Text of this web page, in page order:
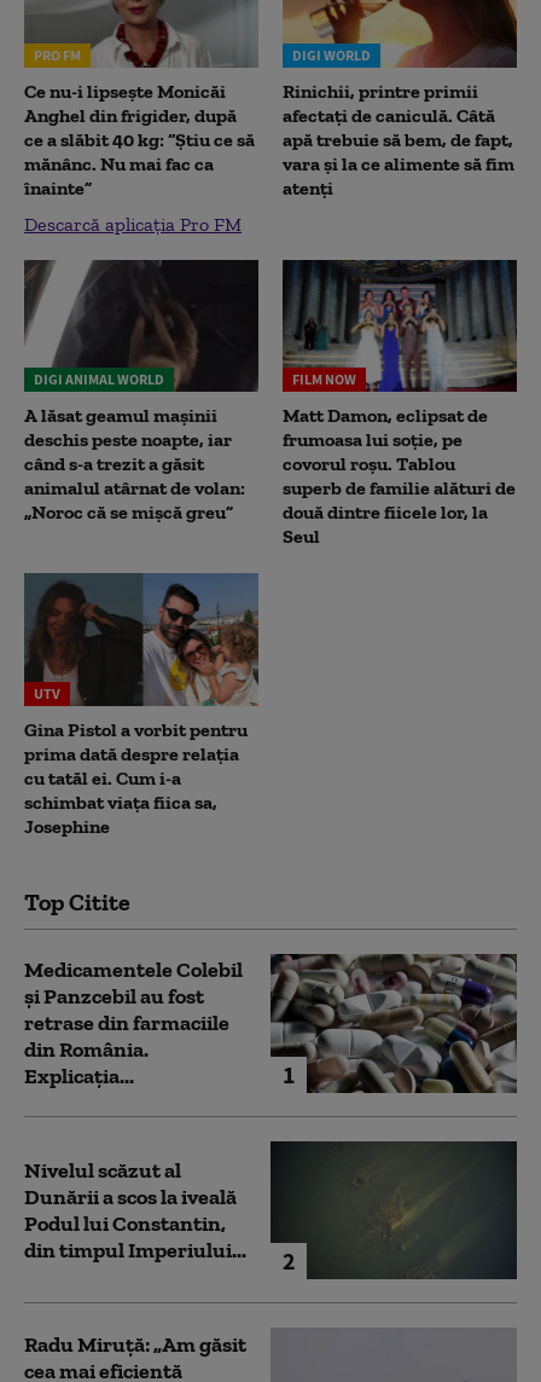
PRO FM
Ce nu-i lipsește Monicăi
Anghel din frigider, după
ce a slăbit 40 kg: “Știu ce să
mănânc. Nu mai fac ca
înainte”
Descarcă aplicația Pro FM
DIGI WORLD
Rinichii, printre primii
afectați de caniculă. Câtă
apă trebuie să bem, de fapt,
vara și la ce alimente să fim
atenți
DIGI ANIMAL WORLD
A lăsat geamul mașinii
deschis peste noapte, iar
când s-a trezit a găsit
animalul atârnat de volan:
„Noroc că se mișcă greu”
FILM NOW
Matt Damon, eclipsat de
frumoasa lui soție, pe
covorul roșu. Tablou
superb de familie alături de
două dintre fiicele lor, la
Seul
UTV
Gina Pistol a vorbit pentru
prima dată despre relația
cu tatăl ei. Cum i-a
schimbat viața fiica sa,
Josephine
Top Citite
1
Medicamentele Colebil
și Panzcebil au fost
retrase din farmaciile
din România.
Explicația...
2
Nivelul scăzut al
Dunării a scos la iveală
Podul lui Constantin,
din timpul Imperiului...
Radu Miruță: „Am găsit
cea mai eficientă